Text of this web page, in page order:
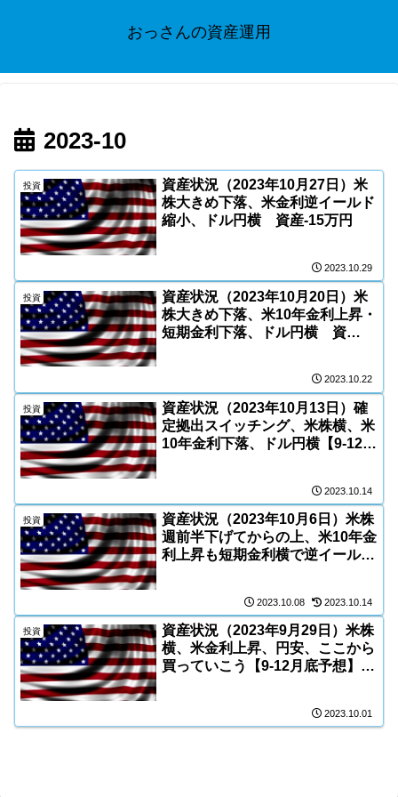
おっさんの資産運用
2023-10
投資
資産状況（2023年10月27日）米
株大きめ下落、米金利逆イールド
縮小、ドル円横 資産-15万円
2023.10.29
投資
資産状況（2023年10月20日）米
株大きめ下落、米10年金利上昇・
短期金利下落、ドル円横 資
2023.10.22
投資
資産状況（2023年10月13日）確
定拠出スイッチング、米株横、米
10年金利下落、ドル円横【9-12月
2023.10.14
投資
資産状況（2023年10月6日）米株
週前半下げてからの上、米10年金
利上昇も短期金利横で逆イールド
2023.10.08 2023.10.14
投資
資産状況（2023年9月29日）米株
横、米金利上昇、円安、ここから
買っていこう【9-12月底予想】
2023.10.01